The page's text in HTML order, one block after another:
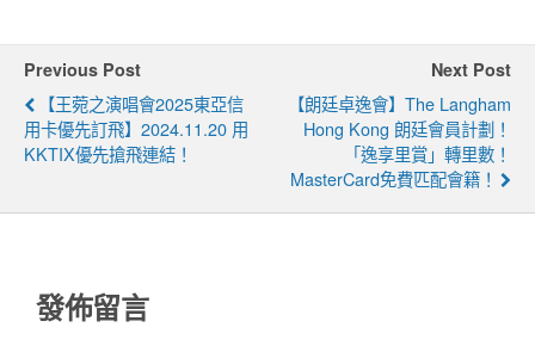
Previous Post
【王菀之演唱會2025東亞信
用卡優先訂飛】2024.11.20 用
KKTIX優先搶飛連結！
Next Post
【朗廷卓逸會】The Langham
Hong Kong 朗廷會員計劃！
「逸享里賞」轉里數！
MasterCard免費匹配會籍！
發佈留言